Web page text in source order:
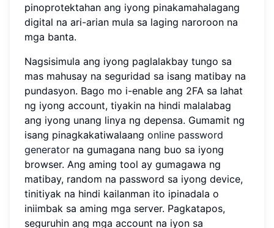
pinoprotektahan ang iyong pinakamahalagang
digital na ari-arian mula sa laging naroroon na
mga banta.
Nagsisimula ang iyong paglalakbay tungo sa
mas mahusay na seguridad sa isang matibay na
pundasyon. Bago mo i-enable ang 2FA sa lahat
ng iyong account, tiyakin na hindi malalabag
ang iyong unang linya ng depensa. Gumamit ng
isang pinagkakatiwalaang online password
generator na gumagana nang buo sa iyong
browser. Ang aming tool ay gumagawa ng
matibay, random na password sa iyong device,
tinitiyak na hindi kailanman ito ipinadala o
iniimbak sa aming mga server. Pagkatapos,
seguruhin ang mga account na iyon sa